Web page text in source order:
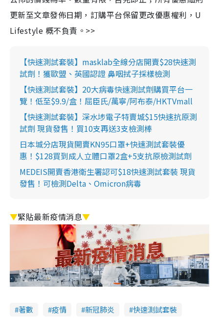
更新至文章發佈日期，訂購平台保留更改優惠權利，U
Lifestyle 概不負責。>>
【快速測試套裝】masklab全線分店開賣$28快速測
試劑！獲歐盟、英國認證 鼻咽拭子採樣檢測
【快速測試套裝】20大病毒快速測試劑購買平台一
覽！低至$9.9/盒！屈臣氏/萬寧/阿布泰/HKTVmall
【快速測試套裝】深水埗電子特賣城$15快速抗原測
試劑 現貨發售！買10支再送3支檢測棒
日本城分店現貨開賣KN95口罩+快速測試套裝優
惠！$128買到成人立體口罩2盒+5支抗原檢測試劑
MEDEIS開賣香港衛生署認可$18快速測試套裝 現貨
發售！可檢測Delta、Omicron病毒
▼緊貼最新疫情消息▼
著數 疫情 新冠肺炎
快速測試套裝